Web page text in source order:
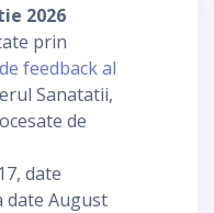
2026
prin
feedback al
Sanatatii,
de
date
date August